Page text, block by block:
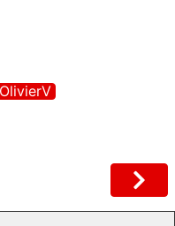
OlivierV